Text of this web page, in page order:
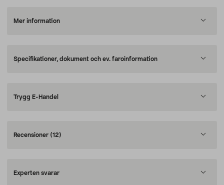
Mer information
Specifikationer, dokument och ev. faroinformation
Trygg E-Handel
Recensioner (12)
Experten svarar